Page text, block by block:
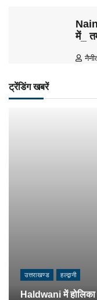
में_
ट्रेंडिंग खबरें
उत्तराखण्ड हल्द्वानी
Haldwani में होलिका